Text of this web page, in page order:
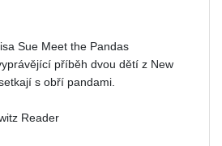
Sue Meet the Pandas
příběh dvou dětí z New
s obří pandami.
Reader